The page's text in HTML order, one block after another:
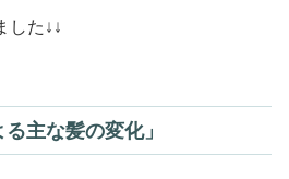
した↓↓
主な髪の変化」